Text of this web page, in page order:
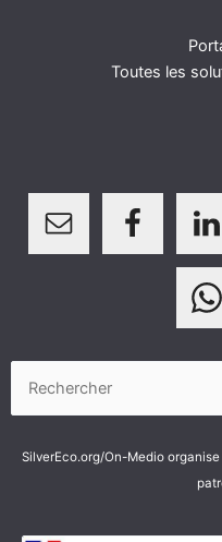
Toutes les
SilverEco.org/On-Medio